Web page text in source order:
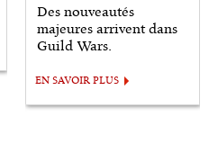
Des nouveautés
majeures arrivent dans
Guild Wars.
EN SAVOIR PLUS